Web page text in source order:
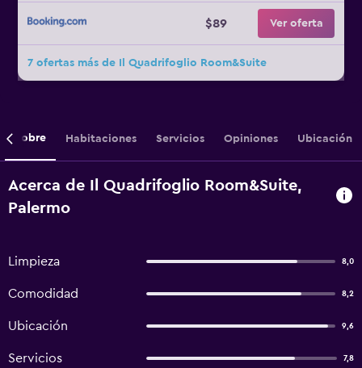
$89 Ver oferta
7 ofertas más de Il Quadrifoglio Room&Suite
Sobre Habitaciones Servicios Opiniones Ubicación
Acerca de Il Quadrifoglio Room&Suite,
Palermo
Limpieza 8,0
Comodidad 8,2
Ubicación 9,6
Servicios 7,8